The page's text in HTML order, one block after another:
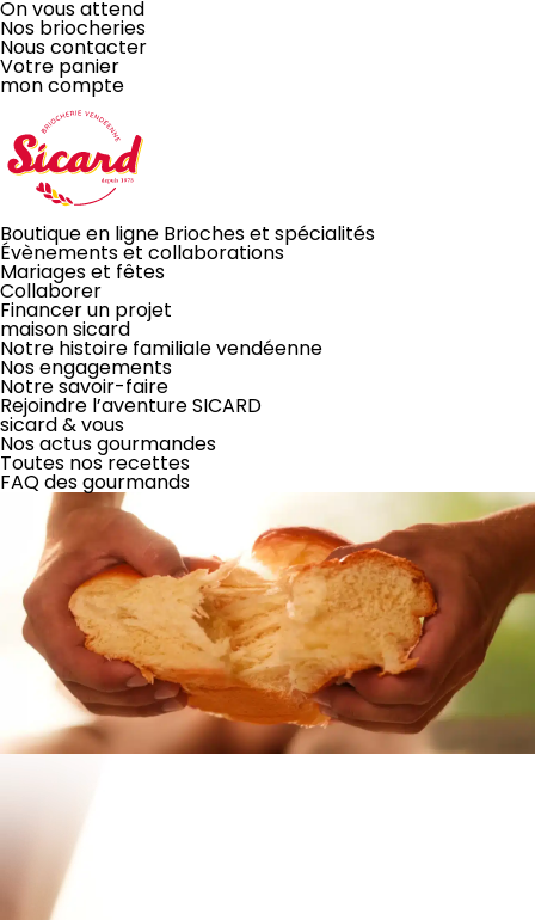
On vous attend
Nos briocheries
Nous contacter
Votre panier
mon compte
Boutique en ligne Brioches et spécialités
Évènementset collaborations
Mariages et fêtes
Collaborer
Financer un projet
maison sicard
Notre histoire familiale vendéenne
Nos engagements
Notre savoir-faire
Rejoindre l’aventure SICARD
sicard & vous
Nos actus gourmandes
Toutes nos recettes
FAQ des gourmands
LA BRIOCHE
À PARTAGER
ou pas!
JE COMMANDE EN LIGNE
Disponible aussi dans toutes nos briocheries